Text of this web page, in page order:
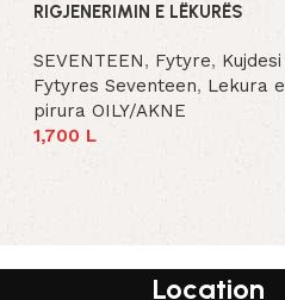
RIGJENERIMIN E LËKURËS
SEVENTEEN, Fytyre, Kujdesi
Fytyres Seventeen, Lekura e
pirura OILY/AKNE
1,700 L
Location